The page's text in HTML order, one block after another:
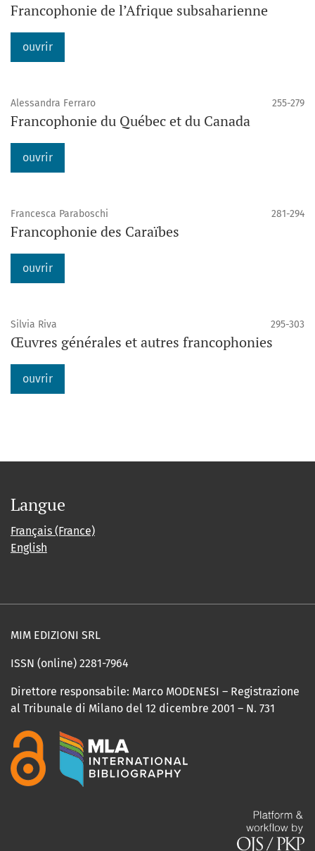
Francophonie de l’Afrique subsaharienne
ouvrir
Alessandra Ferraro 255-279
Francophonie du Québec et du Canada
ouvrir
Francesca Paraboschi 281-294
Francophonie des Caraïbes
ouvrir
Silvia Riva 295-303
Œuvres générales et autres francophonies
ouvrir
Langue
Français (France)
English
MIM EDIZIONI SRL
ISSN (online) 2281-7964
Direttore responsabile: Marco MODENESI – Registrazione
al Tribunale di Milano del 12 dicembre 2001 – N. 731